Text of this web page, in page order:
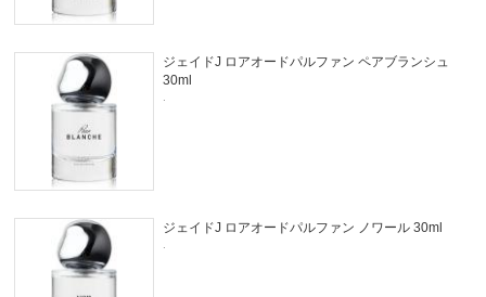
ジェイドJ ロアオードパルファン ペアブランシュ
30ml
.
ジェイドJ ロアオードパルファン ノワール 30ml
.